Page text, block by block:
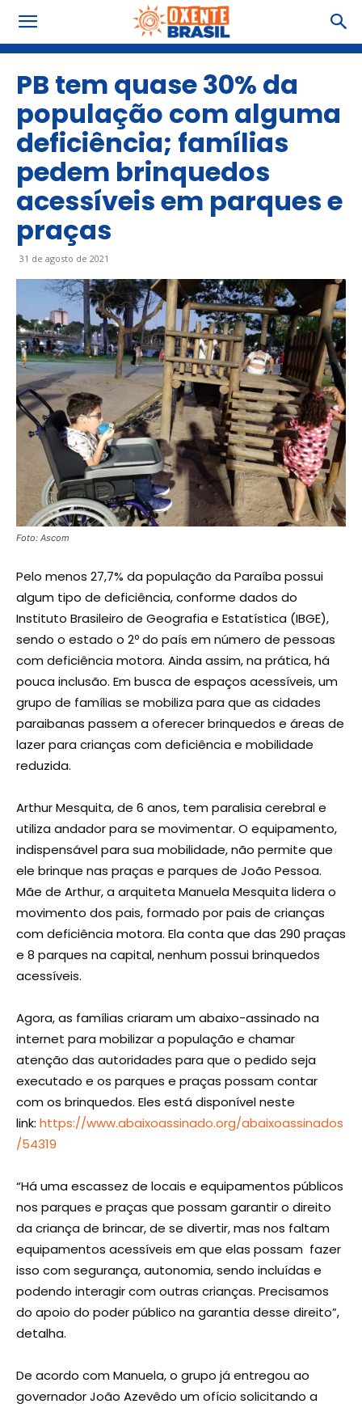
PB tem quase 30% da
população com alguma
deficiência; famílias
pedem brinquedos
acessíveis em parques e
praças
31 de agosto de 2021
Foto: Ascom
Pelo menos 27,7% da população da Paraíba possui
algum tipo de deficiência, conforme dados do
Instituto Brasileiro de Geografia e Estatística (IBGE),
sendo o estado o 2º do país em número de pessoas
com deficiência motora. Ainda assim, na prática, há
pouca inclusão. Em busca de espaços acessíveis, um
grupo de famílias se mobiliza para que as cidades
paraibanas passem a oferecer brinquedos e áreas de
lazer para crianças com deficiência e mobilidade
reduzida.
Arthur Mesquita, de 6 anos, tem paralisia cerebral e
utiliza andador para se movimentar. O equipamento,
indispensável para sua mobilidade, não permite que
ele brinque nas praças e parques de João Pessoa.
Mãe de Arthur, a arquiteta Manuela Mesquita lidera o
movimento dos pais, formado por pais de crianças
com deficiência motora. Ela conta que das 290 praças
e 8 parques na capital, nenhum possui brinquedos
acessíveis.
Agora, as famílias criaram um abaixo-assinado na
internet para mobilizar a população e chamar
atenção das autoridades para que o pedido seja
executado e os parques e praças possam contar
com os brinquedos. Eles está disponível neste
link: https://www.abaixoassinado.org/abaixoassinados
/54319
“Há uma escassez de locais e equipamentos públicos
nos parques e praças que possam garantir o direito
da criança de brincar, de se divertir, mas nos faltam
equipamentos acessíveis em que elas possam fazer
isso com segurança, autonomia, sendo incluídas e
podendo interagir com outras crianças. Precisamos
do apoio do poder público na garantia desse direito”,
detalha.
De acordo com Manuela, o grupo já entregou ao
governador João Azevêdo um ofício solicitando a